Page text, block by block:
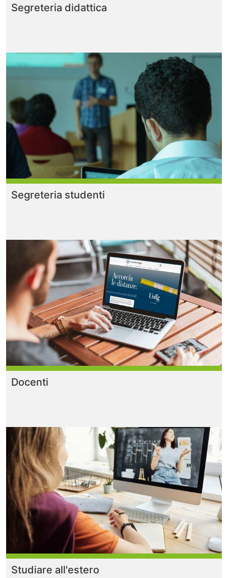
Segreteria didattica
Segreteria studenti
Docenti
Studiare all'estero